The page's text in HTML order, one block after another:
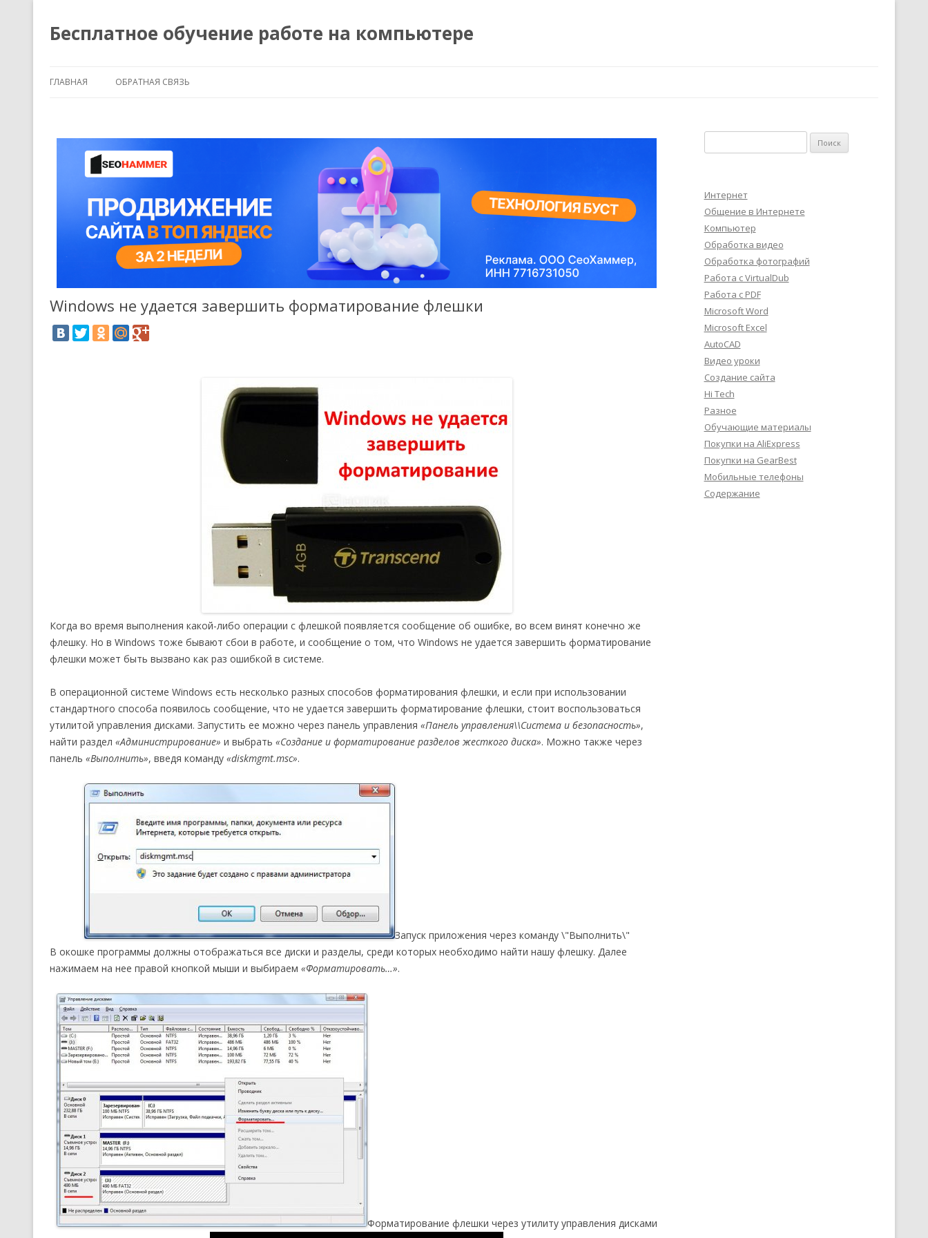
Бесплатное обучение работе на компьютере
ГЛАВНАЯ ОБРАТНАЯ СВЯЗЬ
Windows не удается завершить форматирование флешки
Когда во время выполнения какой-либо операции с флешкой появляется сообщение об ошибке, во всем винят конечно же
флешку. Но в Windows тоже бывают сбои в работе, и сообщение о том, что Windows не удается завершить форматирование
флешки может быть вызвано как раз ошибкой в системе.
В операционной системе Windows есть несколько разных способов форматирования флешки, и если при использовании
стандартного способа появилось сообщение, что не удается завершить форматирование флешки, стоит воспользоваться
утилитой управления дисками. Запустить ее можно через панель управления «Панель управления\\Система и безопасность»,
найти раздел «Администрирование» и выбрать «Создание и форматирование разделов жесткого диска». Можно также через
панель «Выполнить», введя команду «diskmgmt.msc».
Запуск приложения через команду \"Выполнить\"
В окошке программы должны отображаться все диски и разделы, среди которых необходимо найти нашу флешку. Далее
нажимаем на нее правой кнопкой мыши и выбираем «Форматировать…».
Форматирование флешки через утилиту управления дисками
Интернет
Общение в Интернете
Компьютер
Обработка видео
Обработка фотографий
Работа с VirtualDub
Работа с PDF
Microsoft Word
Microsoft Excel
AutoCAD
Видео уроки
Создание сайта
Hi Tech
Разное
Обучающие материалы
Покупки на AliExpress
Покупки на GearBest
Мобильные телефоны
Содержание